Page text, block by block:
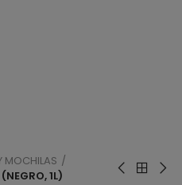
MOCHILAS
1L)